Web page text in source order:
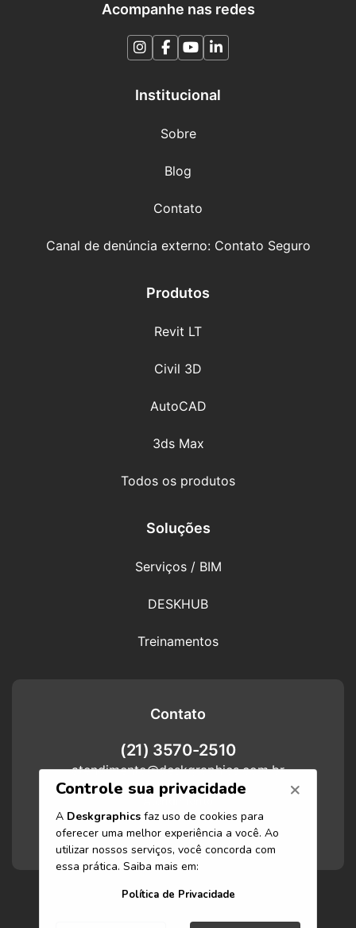
Acompanhe nas redes
Institucional
Sobre
Blog
Contato
Canal de denúncia externo: Contato Seguro
Produtos
Revit LT
Civil 3D
AutoCAD
3ds Max
Todos os produtos
Soluções
Serviços / BIM
DESKHUB
Treinamentos
Contato
(21) 3570-2510
atendimento@deskgraphics.com.br
Atendimento
Funcionamos de segunda-feira a
sexta-feira das 8h às 17h.